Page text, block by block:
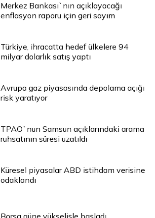
Merkez Bankası`nın açıklayacağı
enflasyon raporu için geri sayım
Türkiye, ihracatta hedef ülkelere 94
milyar dolarlık satış yaptı
Avrupa gaz piyasasında depolama açığı
risk yaratıyor
TPAO`nun Samsun açıklarındaki arama
ruhsatının süresi uzatıldı
Küresel piyasalar ABD istihdam verisine
odaklandı